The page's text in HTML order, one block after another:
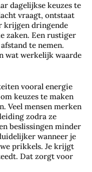
dagelijkse keuzes te
vraagt, ontstaat
krijgen dringende
zaken. Een rustiger
te nemen.
wat werkelijk waarde
vooral energie
keuzes te maken
Veel mensen merken
zodra ze
beslissingen minder
wanneer je
prikkels. Je krijgt
Dat zorgt voor